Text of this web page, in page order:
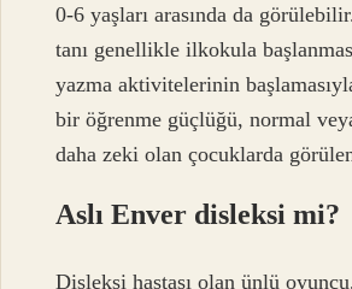
0-6 yaşları arasında da
tanı genellikle ilkokula
yazma aktivitelerinin
bir öğrenme güçlüğü, normal
daha zeki olan çocuklarda
Aslı Enver disleksi mi?
Disleksi hastası olan ünlü